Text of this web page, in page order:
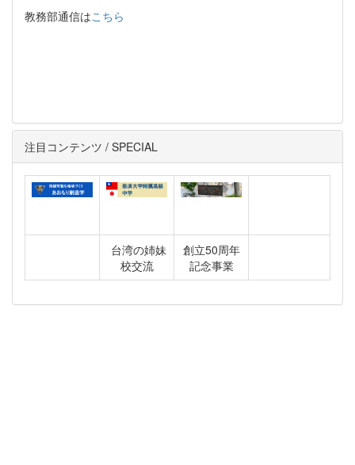
教務部通信はこちら
注目コンテンツ / SPECIAL
台湾の姉妹
校交流
創立50周年
記念事業